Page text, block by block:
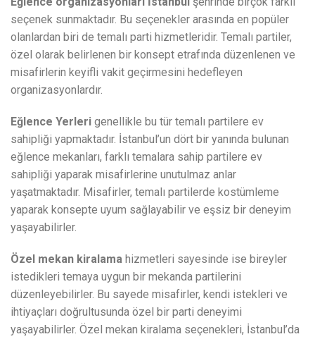
seçenek sunmaktadır. Bu seçenekler arasında en popüler
olanlardan biri de temalı parti hizmetleridir. Temalı partiler,
özel olarak belirlenen bir konsept etrafında düzenlenen ve
misafirlerin keyifli vakit geçirmesini hedefleyen
organizasyonlardır.
Eğlence Yerleri genellikle bu tür temalı partilere ev
sahipliği yapmaktadır. İstanbul’un dört bir yanında bulunan
eğlence mekanları, farklı temalara sahip partilere ev
sahipliği yaparak misafirlerine unutulmaz anlar
yaşatmaktadır. Misafirler, temalı partilerde kostümleme
yaparak konsepte uyum sağlayabilir ve eşsiz bir deneyim
yaşayabilirler.
Özel mekan kiralama hizmetleri sayesinde ise bireyler
istedikleri temaya uygun bir mekanda partilerini
düzenleyebilirler. Bu sayede misafirler, kendi istekleri ve
ihtiyaçları doğrultusunda özel bir parti deneyimi
yaşayabilirler. Özel mekan kiralama seçenekleri, İstanbul’da